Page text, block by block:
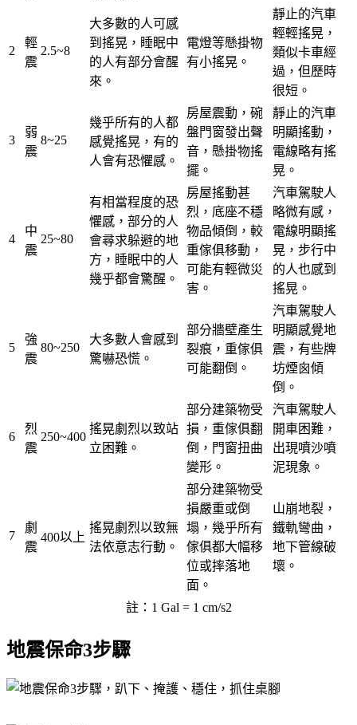
2
輕
震
2.5~8
大多數的人可感
到搖晃，睡眠中
的人有部分會醒
來。
電燈等懸掛物
有小搖晃。
靜止的汽車
輕輕搖晃，
類似卡車經
過，但歷時
很短。
3
弱
震
8~25
幾乎所有的人都
感覺搖晃，有的
人會有恐懼感。
房屋震動，碗
盤門窗發出聲
音，懸掛物搖
擺。
靜止的汽車
明顯搖動，
電線略有搖
晃。
4
中
震
25~80
有相當程度的恐
懼感，部分的人
會尋求躲避的地
方，睡眠中的人
幾乎都會驚醒。
房屋搖動甚
烈，底座不穩
物品傾倒，較
重傢俱移動，
可能有輕微災
害。
汽車駕駛人
略微有感，
電線明顯搖
晃，步行中
的人也感到
搖晃。
5
強
震
80~250
大多數人會感到
驚嚇恐慌。
部分牆壁產生
裂痕，重傢俱
可能翻倒。
汽車駕駛人
明顯感覺地
震，有些牌
坊煙囪傾
倒。
6
烈
震
250~400
搖晃劇烈以致站
立困難。
部分建築物受
損，重傢俱翻
倒，門窗扭曲
變形。
汽車駕駛人
開車困難，
出現噴沙噴
泥現象。
7
劇
震
400以上
搖晃劇烈以致無
法依意志行動。
部分建築物受
損嚴重或倒
塌，幾乎所有
傢俱都大幅移
位或摔落地
面。
山崩地裂，
鐵軌彎曲，
地下管線破
壞。
註：1 Gal = 1 cm/s2
地震保命3步驟